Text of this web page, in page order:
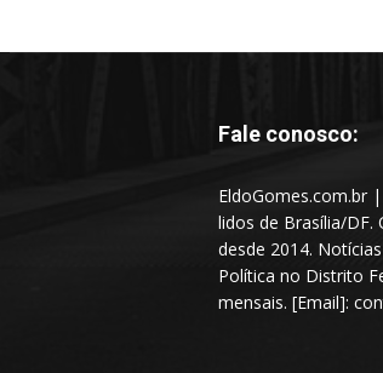
Fale conosco:
EldoGomes.com.br
lidos de Brasília/DF.
desde 2014.
Política no Distrito
mensais. [Email]: